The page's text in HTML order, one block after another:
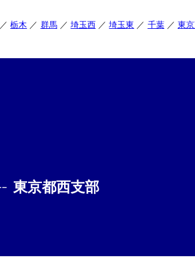
栃木 群馬 埼玉西 埼玉東 千葉
東
東京都西支部